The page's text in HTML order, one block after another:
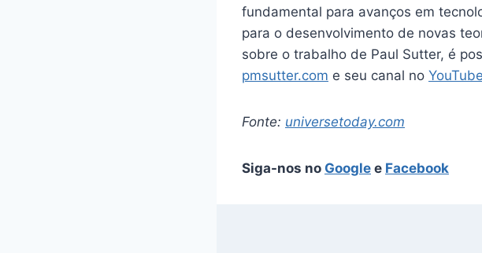
fundamental para avanços em
para o desenvolvimento de novas
sobre o trabalho de Paul Sutter, é
pmsutter.com e seu canal no YouTube
Fonte: universetoday.com
Siga-nos no Google e Facebook